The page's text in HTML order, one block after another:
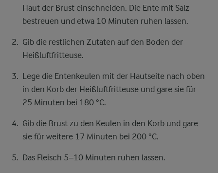
Haut der Brust einschneiden. Die Ente mit Salz
bestreuen und etwa 10 Minuten ruhen lassen.
Gib die restlichen Zutaten auf den Boden der
Heißluftfritteuse.
Lege die Entenkeulen mit der Hautseite nach oben
in den Korb der Heißluftfritteuse und gare sie für
25 Minuten bei 180 °C.
Gib die Brust zu den Keulen in den Korb und gare
sie für weitere 17 Minuten bei 200 °C.
Das Fleisch 5–10 Minuten ruhen lassen.